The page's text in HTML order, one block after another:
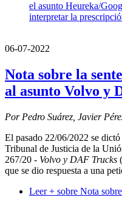
el asunto Heureka/
interpretar la
06-07-2022
Nota sobre la
al asunto Volvo y
Por Pedro Suárez, Javier
El pasado 22/06/2022 se
Tribunal de Justicia de la
267/20 - Volvo y DAF Trucks
que se dio respuesta a una
Leer + sobre Nota